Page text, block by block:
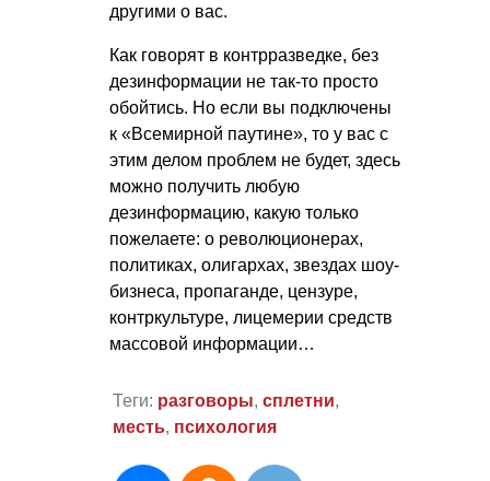
другими о вас.
Как говорят в контрразведке, без
дезинформации не так-то просто
обойтись. Но если вы подключены
к «Всемирной паутине», то у вас с
этим делом проблем не будет, здесь
можно получить любую
дезинформацию, какую только
пожелаете: о революционерах,
политиках, олигархах, звездах шоу-
бизнеса, пропаганде, цензуре,
контркультуре, лицемерии средств
массовой информации…
Теги: разговоры, сплетни,
месть, психология